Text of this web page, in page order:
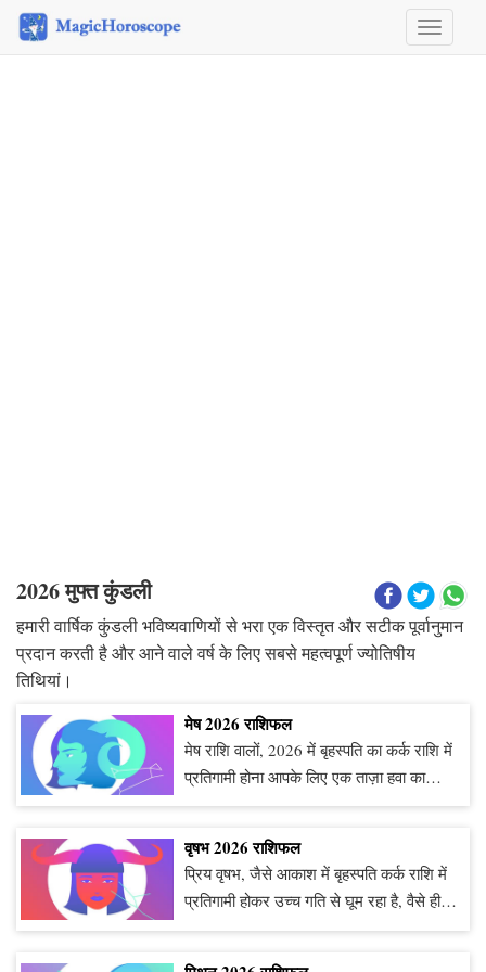
&
2026 मुफ्त कुंडली
हमारी वार्षिक कुंडली भविष्यवाणियों से भरा एक विस्तृत और सटीक पूर्वानुमान
प्रदान करती है और आने वाले वर्ष के लिए सबसे महत्वपूर्ण ज्योतिषीय
तिथियां।
मेष 2026 राशिफल
मेष राशि वालों, 2026 में बृहस्पति का कर्क राशि में
प्रतिगामी होना आपके लिए एक ताज़ा हवा का
झोंका है, जैसे कि लंबे समय के बाद बारिश की
आत्म-चिंतन और आंतरिक विकास का समय लेकर
आएगा। शनि और यूरेनस के बीच अनुकूल षडास्र
संबंध आपको रचनात्मकता और अनुशासन के बीच
और बुध के बीच प्रतिकूल संबंध आपको कुछ
वृषभ 2026 राशिफल
प्रिय वृषभ, जैसे आकाश में बृहस्पति कर्क राशि में
प्रतिगामी होकर उच्च गति से घूम रहा है, वैसे ही
आपके जीवन में अप्रत्याशित अवसरों का एक